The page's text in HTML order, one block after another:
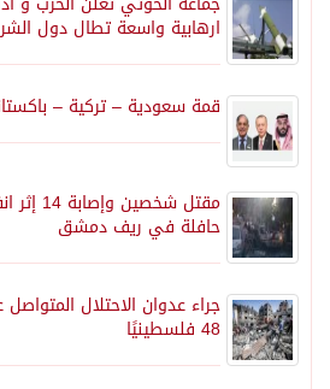
ارهابية واسعة تطال دول
قمة سعودية – تركية –
مقتل
حافلة في ريف دمشق
جراء عدوان الاحتلال
48 فلسطينيًا